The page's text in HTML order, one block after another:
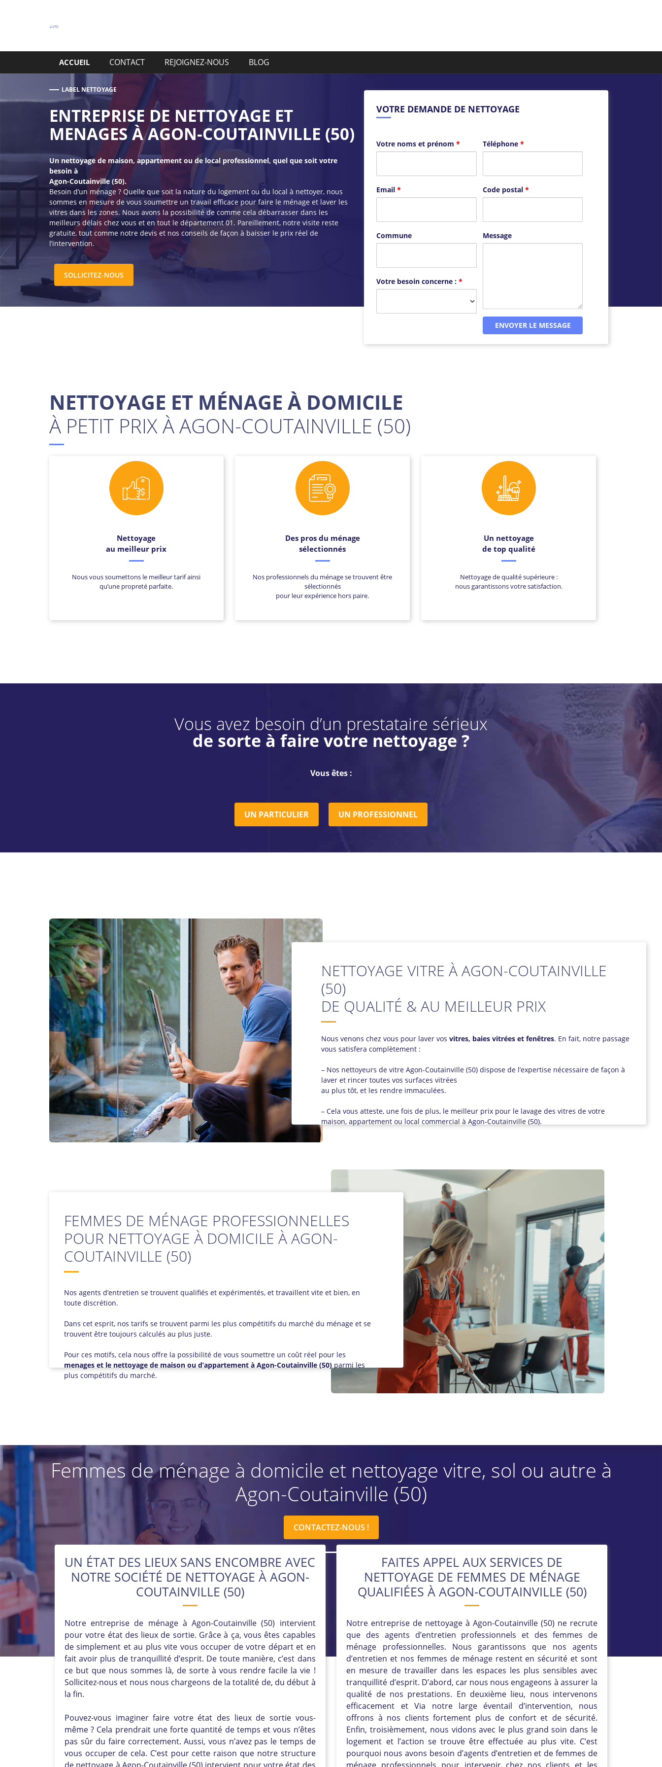
ACCUEIL CONTACT REJOIGNEZ-NOUS BLOG
LABEL NETTOYAGE
ENTREPRISE DE NETTOYAGE ET
MENAGES À AGON-COUTAINVILLE (50)
Un nettoyage de maison, appartement ou de local professionnel, quel que soit votre
besoin à
Agon-Coutainville (50).
Besoin d’un ménage ? Quelle que soit la nature du logement ou du local à nettoyer, nous
sommes en mesure de vous soumettre un travail efficace pour faire le ménage et laver les
vitres dans les zones. Nous avons la possibilité de comme cela débarrasser dans les
meilleurs délais chez vous et en tout le département 01. Pareillement, notre visite reste
gratuite, tout comme notre devis et nos conseils de façon à baisser le prix réel de
l’intervention.
SOLLICITEZ-NOUS
VOTRE DEMANDE DE NETTOYAGE
Votre noms et prénom* Téléphone *
Email* Code postal *
Commune
Votre besoin concerne :*
Message
NETTOYAGE ET MÉNAGE À DOMICILE
À PETIT PRIX À AGON-COUTAINVILLE (50)
Nettoyage
au meilleur prix
Nous vous soumettons le meilleur tarif ainsi
qu’une propreté parfaite.
Des pros du ménage
sélectionnés
Nos professionnels du ménage se trouvent être
sélectionnés
pour leur expérience hors paire.
Un nettoyage
de top qualité
Nettoyage de qualité supérieure :
nous garantissons votre satisfaction.
Vous avez besoin d’un prestataire sérieux
de sorte à faire votre nettoyage ?
Vous êtes :
UN PARTICULIER UN PROFESSIONNEL
NETTOYAGE VITRE À AGON-COUTAINVILLE
(50)
DE QUALITÉ & AU MEILLEUR PRIX
Nous venons chez vous pour laver vos vitres, baies vitrées et fenêtres. En fait, notre passage
vous satisfera complètement :
– Nos nettoyeurs de vitre Agon-Coutainville (50) dispose de l’expertise nécessaire de façon à
laver et rincer toutes vos surfaces vitrées
au plus tôt, et les rendre immaculées.
– Cela vous atteste, une fois de plus, le meilleur prix pour le lavage des vitres de votre
maison, appartement ou local commercial à Agon-Coutainville (50).
FEMMES DE MÉNAGE PROFESSIONNELLES
POUR NETTOYAGE À DOMICILE À AGON-
COUTAINVILLE (50)
Nos agents d’entretien se trouvent qualifiés et expérimentés, et travaillent vite et bien, en
toute discrétion.
Dans cet esprit, nos tarifs se trouvent parmi les plus compétitifs du marché du ménage et se
trouvent être toujours calculés au plus juste.
Pour ces motifs, cela nous offre la possibilité de vous soumettre un coût réel pour les
menages et le nettoyage de maison ou d’appartement à Agon-Coutainville (50)parmi les
plus compétitifs du marché.
Femmes de ménage à domicile et nettoyage vitre, sol ou autre à
Agon-Coutainville (50)
CONTACTEZ-NOUS !
UN ÉTAT DES LIEUX SANS ENCOMBRE AVEC
NOTRE SOCIÉTÉ DE NETTOYAGE À AGON-
COUTAINVILLE (50)
Notre entreprise de ménage à Agon-Coutainville (50) intervient
pour votre état des lieux de sortie. Grâce à ça, vous êtes capables
de simplement et au plus vite vous occuper de votre départ et en
fait avoir plus de tranquillité d’esprit. De toute manière, c’est dans
ce but que nous sommes là, de sorte à vous rendre facile la vie !
Sollicitez-nous et nous nous chargeons de la totalité de, du début à
la fin.
Pouvez-vous imaginer faire votre état des lieux de sortie vous-
même ? Cela prendrait une forte quantité de temps et vous n’êtes
pas sûr du faire correctement. Aussi, vous n’avez pas le temps de
vous occuper de cela. C’est pour cette raison que notre structure
FAITES APPEL AUX SERVICES DE
NETTOYAGE DE FEMMES DE MÉNAGE
QUALIFIÉES À AGON-COUTAINVILLE (50)
Notre entreprise de nettoyage à Agon-Coutainville (50) ne recrute
que des agents d’entretien professionnels et des femmes de
ménage professionnelles. Nous garantissons que nos agents
d’entretien et nos femmes de ménage restent en sécurité et sont
en mesure de travailler dans les espaces les plus sensibles avec
tranquillité d’esprit. D’abord, car nous nous engageons à assurer la
qualité de nos prestations. En deuxième lieu, nous intervenons
efficacement et Via notre large éventail d’intervention, nous
offrons à nos clients fortement plus de confort et de sécurité.
Enfin, troisièmement, nous vidons avec le plus grand soin dans le
logement et l’action se trouve être effectuée au plus vite. C’est
pourquoi nous avons besoin d’agents d’entretien et de femmes de